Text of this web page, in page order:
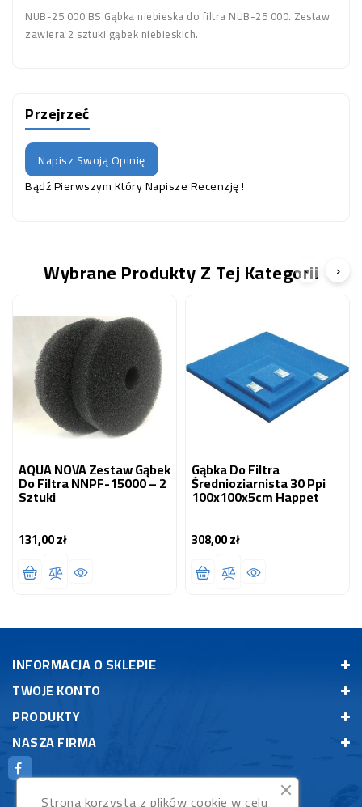
NUB-25 000 BS Gąbka niebieska do filtra NUB-25 000. Zestaw
zawiera 2 sztuki gąbek niebieskich.
Przejrzeć
Napisz Swoją Opinię
Bądź Pierwszym Który Napisze Recenzję !
Wybrane Produkty Z Tej Kategorii
AQUA NOVA Zestaw Gąbek
Do Filtra NNPF-15000 – 2
Sztuki
131,00 złCena
Gąbka Do Filtra
Średnioziarnista 30 Ppi
100x100x5cm Happet
308,00 złCena
‹ ›
INFORMACJA O SKLEPIE
TWOJE KONTO
PRODUKTY
NASZA FIRMA
Strona korzysta z plików cookie w celu